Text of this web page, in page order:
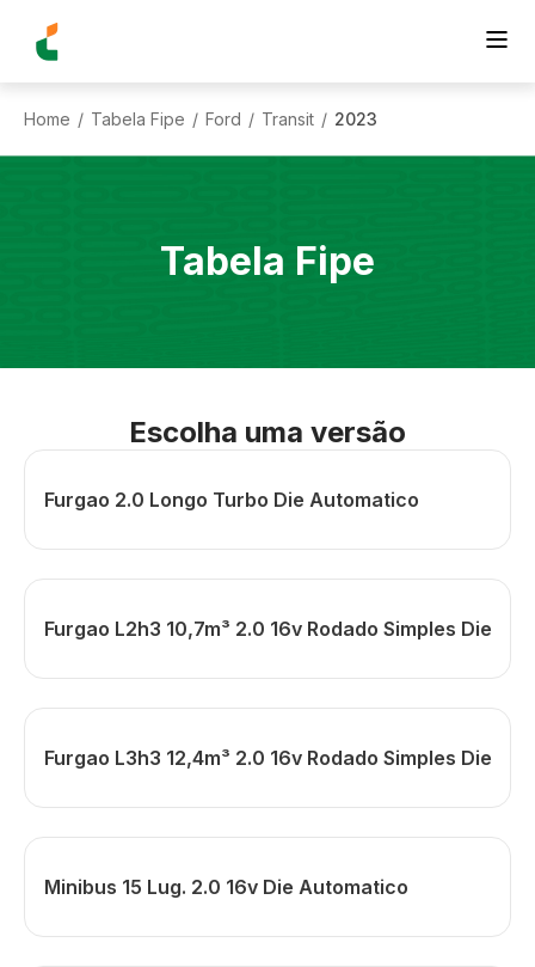
Home / Tabela Fipe / Ford / Transit / 2023
Tabela Fipe
Escolha uma versão
Furgao 2.0 Longo Turbo Die Automatico
Furgao L2h3 10,7m³ 2.0 16v Rodado Simples Die
Furgao L3h3 12,4m³ 2.0 16v Rodado Simples Die
Minibus 15 Lug. 2.0 16v Die Automatico